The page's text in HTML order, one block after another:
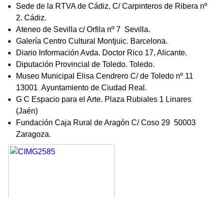
Sede de la RTVA de Cádiz, C/ Carpinteros de Ribera nº
2. Cádiz.
Ateneo de Sevilla c/ Orfila nº 7 Sevilla.
Galería Centro Cultural Montjuic. Barcelona.
Diario Información Avda. Doctor Rico 17, Alicante.
Diputación Provincial de Toledo. Toledo.
Museo Municipal Elisa Cendrero C/ de Toledo nº 11
13001 Ayuntamiento de Ciudad Real.
G C Espacio para el Arte. Plaza Rubiales 1 Linares
(Jaén)
Fundación Caja Rural de Aragón C/ Coso 29 50003
Zaragoza.